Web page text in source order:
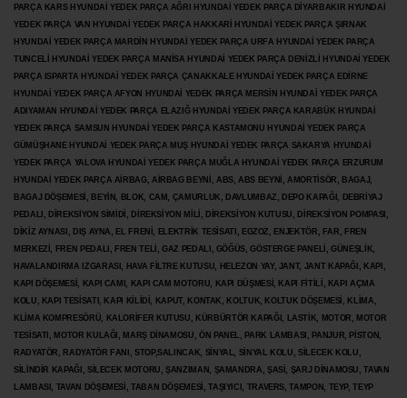
PARÇA KARS HYUNDAİ YEDEK PARÇA AĞRI HYUNDAİ YEDEK PARÇA DİYARBAKIR HYUNDAİ
YEDEK PARÇA VAN HYUNDAİ YEDEK PARÇA HAKKARİ HYUNDAİ YEDEK PARÇA ŞIRNAK
HYUNDAİ YEDEK PARÇA MARDİN HYUNDAİ YEDEK PARÇA URFA HYUNDAİ YEDEK PARÇA
TUNCELİ HYUNDAİ YEDEK PARÇA MANİSA HYUNDAİ YEDEK PARÇA DENİZLİ HYUNDAİ YEDEK
PARÇA ISPARTA HYUNDAİ YEDEK PARÇA ÇANAKKALE HYUNDAİ YEDEK PARÇA EDİRNE
HYUNDAİ YEDEK PARÇA AFYON HYUNDAİ YEDEK PARÇA MERSİN HYUNDAİ YEDEK PARÇA
ADIYAMAN HYUNDAİ YEDEK PARÇA ELAZIĞ HYUNDAİ YEDEK PARÇA KARABÜK HYUNDAİ
YEDEK PARÇA SAMSUN HYUNDAİ YEDEK PARÇA KASTAMONU HYUNDAİ YEDEK PARÇA
GÜMÜŞHANE HYUNDAİ YEDEK PARÇA MUŞ HYUNDAİ YEDEK PARÇA SAKARYA HYUNDAİ
YEDEK PARÇA YALOVA HYUNDAİ YEDEK PARÇA MUĞLA HYUNDAİ YEDEK PARÇA ERZURUM
HYUNDAİ YEDEK PARÇA AİRBAG, AİRBAG BEYNİ, ABS, ABS BEYNİ, AMORTİSÖR, BAGAJ,
BAGAJ DÖŞEMESİ, BEYİN, BLOK, CAM, ÇAMURLUK, DAVLUMBAZ, DEPO KAPAĞI, DEBRİYAJ
PEDALI, DİREKSİYON SİMİDİ, DİREKSİYON MİLİ, DİREKSİYON KUTUSU, DİREKSİYON POMPASI,
DİKİZ AYNASI, DIŞ AYNA, EL FRENİ, ELEKTRİK TESİSATI, EGZOZ, ENJEKTÖR,
FAR, FREN
MERKEZİ, FREN PEDALI, FREN TELİ, GAZ PEDALI, GÖĞÜS, GÖSTERGE PANELİ, GÜNEŞLİK,
HAVALANDIRMA IZGARASI, HAVA FİLTRE KUTUSU, HELEZON YAY, JANT, JANT KAPAĞI, KAPI,
KAPI DÖŞEMESİ, KAPI CAMI, KAPI CAM MOTORU, KAPI DÜŞMESİ, KAPI FİTİLİ, KAPI AÇMA
KOLU, KAPI TESİSATI, KAPI KİLİDİ, KAPUT, KONTAK, KOLTUK, KOLTUK DÖŞEMESİ, KLİMA,
KLİMA KOMPRESÖRÜ, KALORİFER KUTUSU, KÜRBÜRTÖR KAPAĞI, LASTİK, MOTOR, MOTOR
TESİSATI, MOTOR KULAĞI, MARŞ DİNAMOSU, ÖN PANEL, PARK LAMBASI, PANJUR, PİSTON,
RADYATÖR, RADYATÖR FANI, STOP,SALINCAK, SİNYAL, SİNYAL KOLU, SİLECEK KOLU,
SİLİNDİR KAPAĞI, SİLECEK MOTORU, ŞANZIMAN, ŞAMANDRA, ŞASİ, ŞARJ DİNAMOSU, TAVAN
LAMBASI, TAVAN DÖŞEMESİ, TABAN DÖŞEMESİ, TAŞIYICI, TRAVERS, TAMPON, TEYP, TEYP